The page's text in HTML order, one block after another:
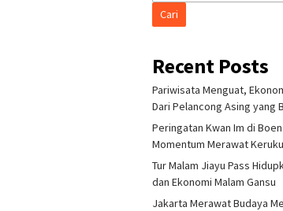
Cari
Recent Posts
Pariwisata Menguat,
Dari Pelancong Asing yang
Peringatan Kwan Im di
Momentum Merawat
Tur Malam Jiayu Pass
dan Ekonomi Malam Gansu
Jakarta Merawat Budaya